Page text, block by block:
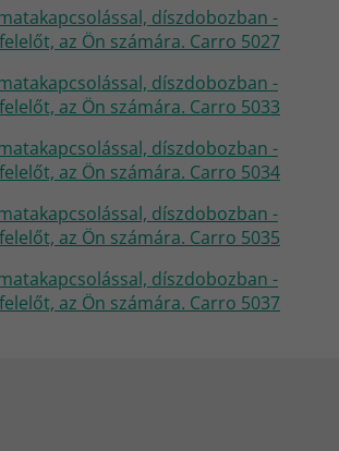
díszdobozban -
az Ön számára. Carro 5027
díszdobozban -
az Ön számára. Carro 5033
díszdobozban -
az Ön számára. Carro 5034
díszdobozban -
az Ön számára. Carro 5035
díszdobozban -
az Ön számára. Carro 5037